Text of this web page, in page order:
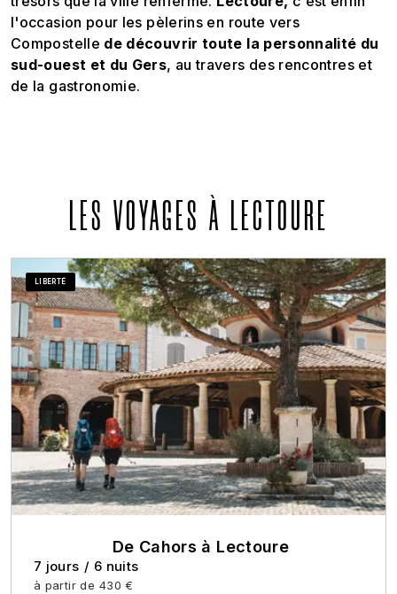
l'occasion pour les pèlerins en route vers
Compostelle de découvrir toute la personnalité du
sud-ouest et du Gers, au travers des rencontres et
de la gastronomie.
LES VOYAGES À LECTOURE
LIBERTÉ
De Cahors à Lectoure
7 jours / 6 nuits
à partir de 430 €